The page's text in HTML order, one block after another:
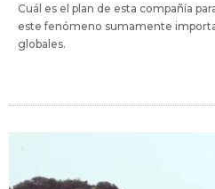
Cuál es el plan de esta compañía
este fenómeno sumamente
globales.